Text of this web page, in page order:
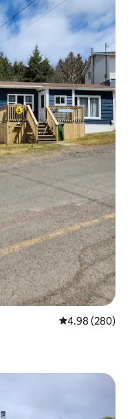
Calificación
4.98 (280)